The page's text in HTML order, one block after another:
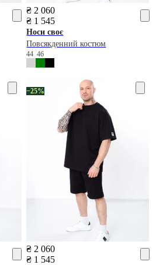
₴ 2 060
₴ 1 545
Носи своє
Повсякденний костюм
4446
−25%
₴ 2 060
₴ 1 545